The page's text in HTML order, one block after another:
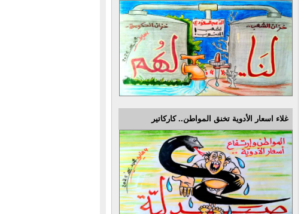
غلاء اسعار الأدوية تخنق المواطن.. كاركاتير